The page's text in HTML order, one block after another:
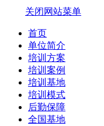
关闭网站菜单
首页
单位简介
培训方案
培训案例
培训基地
培训模式
后勤保障
全国基地